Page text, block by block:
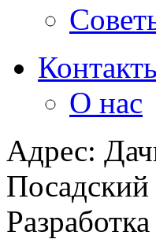
О нас
Адрес:
Посадский